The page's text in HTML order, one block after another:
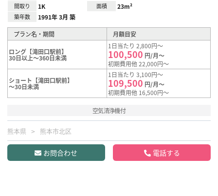
間取り 1K 面積 23m²
築年数 1991年 3月 築
プラン名・期間 月額目安
ロング【滝田口駅前】
30日以上～360日未満
1日当たり 2,800円～
100,500 円/月～
初期費用他 22,000円～
ショート【滝田口駅前】
～30日未満
1日当たり 3,100円～
109,500 円/月～
初期費用他 16,500円～
空気清浄機付
熊本県 熊本市北区
お問合わせ 電話する